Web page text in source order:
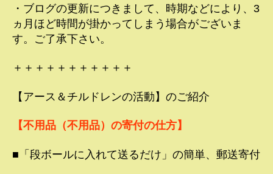
・ブログの更新につきまして、時期などにより、3
ヵ月ほど時間が掛かってしまう場合がございま
す。ご了承下さい。
＋＋＋＋＋＋＋＋＋＋＋
【アース＆チルドレンの活動】のご紹介
【不用品（不用品）の寄付の仕方】
■「段ボールに入れて送るだけ」の簡単、郵送寄付